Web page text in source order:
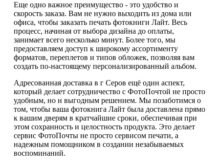
Еще одно важное преимущество - это удобство и
скорость заказа. Вам не нужно выходить из дома или
офиса, чтобы заказать печать фотокниги Лайт. Весь
процесс, начиная от выбора дизайна до оплаты,
занимает всего несколько минут. Более того, мы
предоставляем доступ к широкому ассортименту
форматов, переплетов и типов обложек, позволяя вам
создать по-настоящему персонализированный альбом.
Адресованная доставка в г Серов ещё один аспект,
который делает сотрудничество с ФотоПочтой не просто
удобным, но и выгодным решением. Мы позаботимся о
том, чтобы ваша фотокнига Лайт была доставлена прямо
к вашим дверям в кратчайшие сроки, обеспечивая при
этом сохранность и целостность продукта. Это делает
сервис ФотоПочты не просто сервисом печати, а
надежным помощником в создании незабываемых
воспоминаний.